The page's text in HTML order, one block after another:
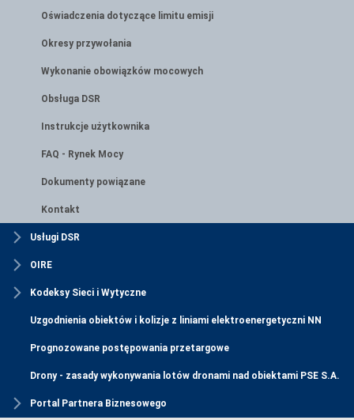
Oświadczenia dotyczące limitu emisji
Okresy przywołania
Wykonanie obowiązków mocowych
Obsługa DSR
Instrukcje użytkownika
FAQ - Rynek Mocy
Dokumenty powiązane
Kontakt
Usługi DSR
OIRE
Kodeksy Sieci i Wytyczne
Uzgodnienia obiektów i kolizje z liniami elektroenergetyczni NN
Prognozowane postępowania przetargowe
Drony - zasady wykonywania lotów dronami nad obiektami PSE S.A.
Portal Partnera Biznesowego